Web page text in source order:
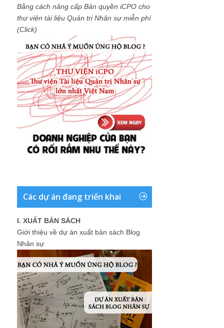
Bằng cách nâng cấp Bản quyền iCPO cho
thư viện tài liệu Quản trị Nhân sự miễn phí
(Click)
Các dự án đang triển khai
I. XUẤT BẢN SÁCH
Giới thiệu về dự án xuất bản sách Blog
Nhân sự